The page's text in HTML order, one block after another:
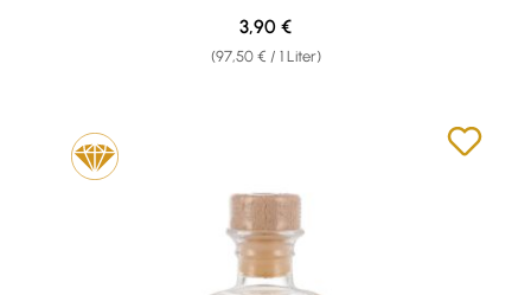
(97,50 € / 1 Liter)
Regulärer Preis:
3,90 €